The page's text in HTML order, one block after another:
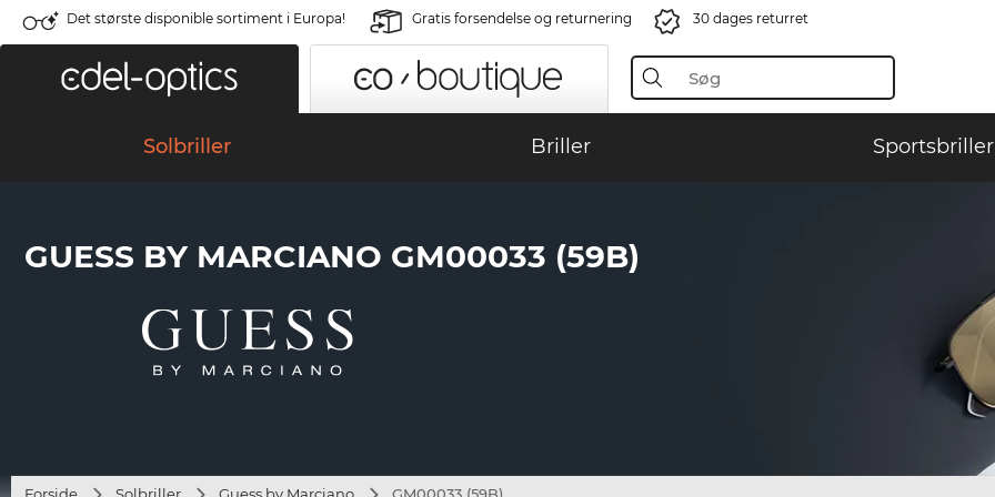
Det største disponible sortiment i Europa! Gratis forsendelse og returnering 30 dages returret
Solbriller Briller Sportsbriller
GUESS BY MARCIANO GM00033 (59B)